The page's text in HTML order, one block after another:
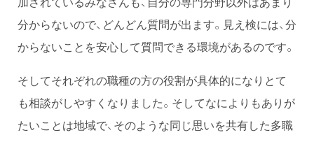
分からないので、どんどん質問が出ます。見え検には、分
からないことを安心して質問できる環境があるのです。
そしてそれぞれの職種の方の役割が具体的になりとて
も相談がしやすくなりました。そしてなによりもありが
たいことは地域で、そのような同じ思いを共有した多職